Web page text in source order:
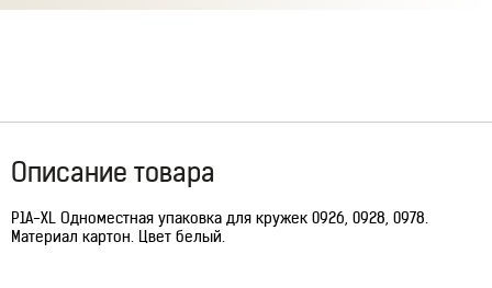
Описание товара
P1A-XL Одноместная упаковка для кружек 0926, 0928, 0978.
Материал картон. Цвет белый.